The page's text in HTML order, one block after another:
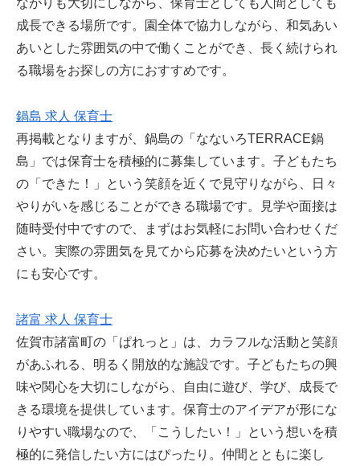
ながりも大切にしながら、保育士としても人間としても
成長できる場所です。園全体で協力しながら、和気あい
あいとした雰囲気の中で働くことができ、長く続けられ
る職場をお探しの方におすすめです。
鍋島 求人 保育士
再掲載となりますが、鍋島の「なないろTERRACE鍋
島」では保育士を積極的に募集しています。子どもたち
の「できた！」という笑顔を近くで見守りながら、日々
やりがいを感じることができる職場です。見学や面接は
随時受付中ですので、まずはお気軽にお問い合わせくだ
さい。実際の雰囲気を見てから応募を決めたいという方
にも安心です。
諸富 求人 保育士
佐賀市諸富町の「ぱれっと」は、カラフルな活動と笑顔
があふれる、明るく開放的な施設です。子どもたちの興
味や関心を大切にしながら、自由に遊び、学び、成長で
きる環境を提供しています。保育士のアイデアが形にな
りやすい職場なので、「こうしたい！」という想いを積
極的に発信したい方にはぴったり。仲間とともに楽し